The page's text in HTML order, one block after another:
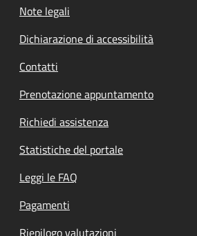
Note legali
Dichiarazione di accessibilità
Contatti
Prenotazione appuntamento
Richiedi assistenza
Statistiche del portale
Leggi le FAQ
Pagamenti
Riepilogo valutazioni